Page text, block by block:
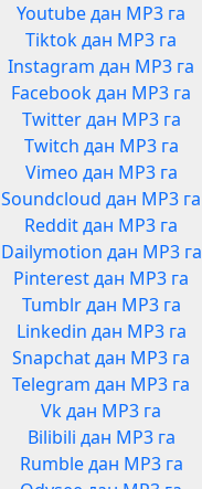
Youtube дан MP3 га
Tiktok дан MP3 га
Instagram дан MP3 га
Facebook дан MP3 га
Twitter дан MP3 га
Twitch дан MP3 га
Vimeo дан MP3 га
Soundcloud дан MP3 га
Reddit дан MP3 га
Dailymotion дан MP3 га
Pinterest дан MP3 га
Tumblr дан MP3 га
Linkedin дан MP3 га
Snapchat дан MP3 га
Telegram дан MP3 га
Vk дан MP3 га
Bilibili дан MP3 га
Rumble дан MP3 га